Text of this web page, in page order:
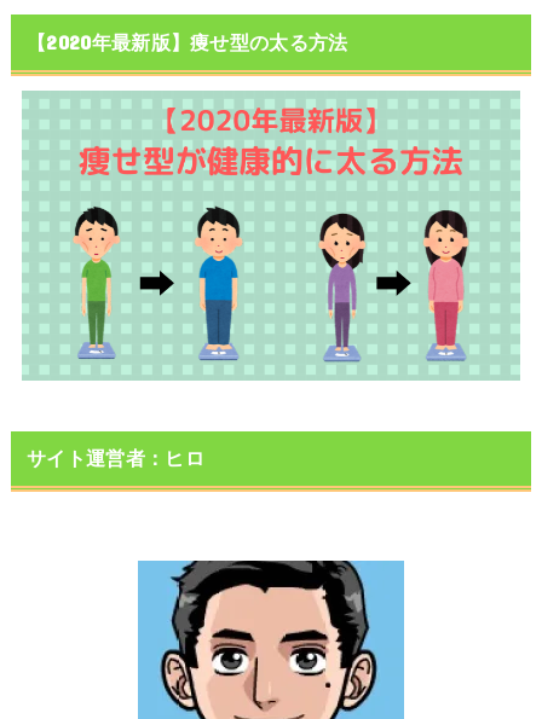
【2020年最新版】痩せ型の太る方法
サイト運営者：ヒロ